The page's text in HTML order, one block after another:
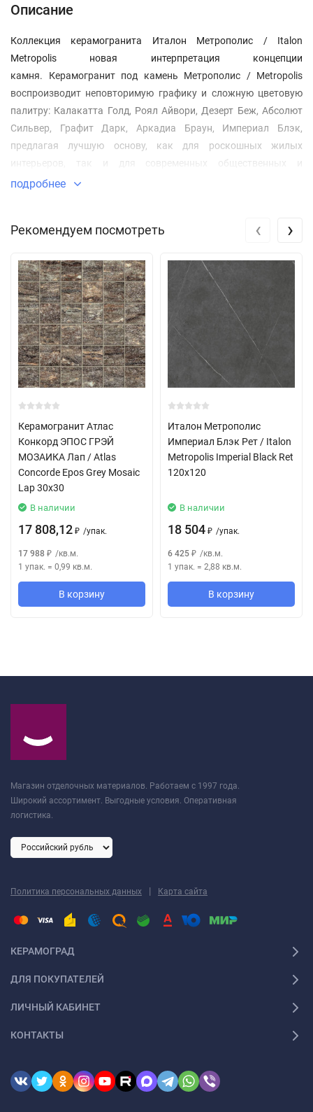
Описание
Коллекция керамогранита Италон Метрополис / Italon
Metropolis новая интерпретация концепции
камня. Керамогранит под камень Метрополис / Metropolis
воспроизводит неповторимую графику и сложную цветовую
палитру: Калакатта Голд, Роял Айвори, Дезерт Беж, Абсолют
Сильвер, Графит Дарк, Аркадиа Браун, Империал Блэк,
предлагая лучшую основу, как для роскошных жилых
интерьеров, так и для современных общественных и
коммерческих пространств. Широкую гамму цветов,
муранского стекла.
подробнее
Рекомендуем посмотреть
Керамогранит Атлас
Конкорд ЭПОС ГРЭЙ
МОЗАИКА Лап / Atlas
Concorde Epos Grey Mosaic
Lap 30x30
В наличии
17 808,12 ₽ /упак.
17 988 ₽ /кв.м.
1 упак. = 0,99 кв.м.
В корзину
Италон Метрополис
Империал Блэк Рет / Italon
Metropolis Imperial Black Ret
120x120
В наличии
18 504 ₽ /упак.
6 425 ₽ /кв.м.
1 упак. = 2,88 кв.м.
В корзину
‹ ›
Магазин отделочных материалов. Работаем с 1997 года.
Широкий ассортимент. Выгодные условия. Оперативная
логистика.
Политика персональных данных | Карта сайта
КЕРАМОГРАД
ДЛЯ ПОКУПАТЕЛЕЙ
ЛИЧНЫЙ КАБИНЕТ
КОНТАКТЫ